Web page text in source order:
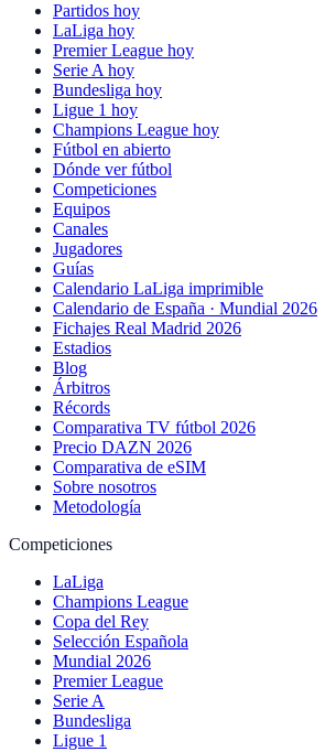
Partidos hoy
LaLiga hoy
Premier League hoy
Serie A hoy
Bundesliga hoy
Ligue 1 hoy
Champions League hoy
Fútbol en abierto
Dónde ver fútbol
Competiciones
Equipos
Canales
Jugadores
Guías
Calendario LaLiga imprimible
Calendario de España · Mundial 2026
Fichajes Real Madrid 2026
Estadios
Blog
Árbitros
Récords
Comparativa TV fútbol 2026
Precio DAZN 2026
Comparativa de eSIM
Sobre nosotros
Metodología
Competiciones
LaLiga
Champions League
Copa del Rey
Selección Española
Mundial 2026
Premier League
Serie A
Bundesliga
Ligue 1